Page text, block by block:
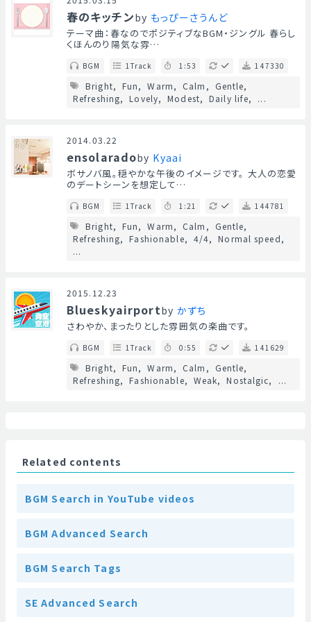
春のキッチンby もっぴーさうんど
テーマ曲：春なのでポジティブなBGM・ジングル 春らし
くほんのり陽気な雰…
BGM 1Track 1:53 147330
Bright Fun Warm Calm
Gentle
Refreshing
Lovely Modest Daily life ...
2014.03.22
ensolaradoby Kyaai
ボサノバ風。穏やかな午後のイメージです。 大人の恋愛
のデートシーンを想定して…
BGM 1Track 1:21 144781
Bright Fun Warm Calm
Gentle
Refreshing
Fashionable 4/4
Normal speed
...
2015.12.23
Blueskyairportby かずち
さわやか、まったりとした雰囲気の楽曲です。
BGM 1Track 0:55 141629
Bright Fun Warm Calm
Gentle
Refreshing
Fashionable Weak Nostalgic ...
Related contents
BGM Search in YouTube videos
BGM Advanced Search
BGM Search Tags
SE Advanced Search